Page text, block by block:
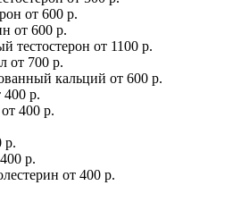
от 600 р.
от 600 р.
тестостерон от 1100 р.
от 700 р.
кальций от 600 р.
400 р.
от 400 р.
р.
400 р.
от 400 р.